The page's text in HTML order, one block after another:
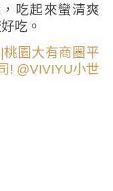
吃起來蠻清爽
吃。